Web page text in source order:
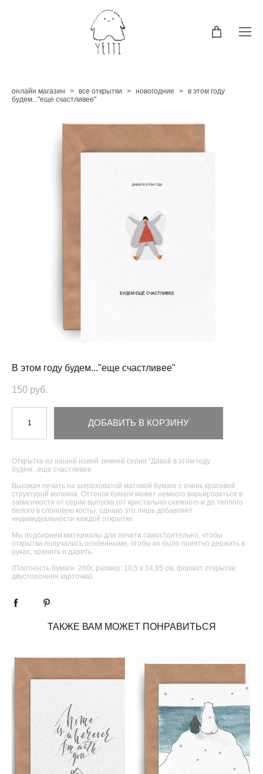
онлайн магазин > все открытки > новогодние > в этом году
будем..."еще счастливее"
В этом году будем..."еще счастливее"
150 pуб.
ДОБАВИТЬ В КОРЗИНУ
Открытка из нашей новой зимней серии "Давай в этом году
будем...еще счастливее
Высокая печать на шероховатой матовой бумаге с очень красивой
структурой волокна. Оттенок бумаги может немного варьироваться в
зависимости от серии выпуска (от кристально снежного и до теплого
белого в слоновую кость), однако это лишь добавляет
индивидуальности каждой открытке.
Мы подбираем материалы для печати самостоятельно, чтобы
открытки получались особенными, чтобы их было приятно держать в
руках, хранить и дарить.
(Плотность бумаги: 280г, размер: 10,5 х 14,85 см, формат открытки:
двусторонняя карточка).
ТАКЖЕ ВАМ МОЖЕТ ПОНРАВИТЬСЯ